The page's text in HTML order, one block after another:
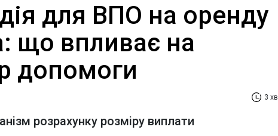
для ВПО на оренду
що впливає на
допомоги
3 хв
розрахунку розміру виплати